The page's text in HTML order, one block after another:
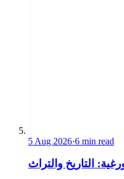
5 Aug 2026·6 min read
التاريخ والتراث